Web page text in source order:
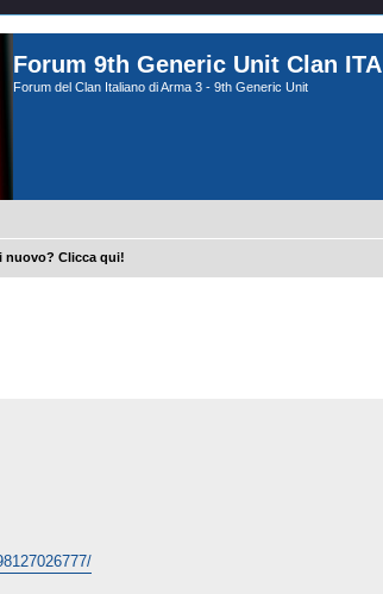
Forum 9th Generic Unit Clan ITA
Forum del Clan Italiano di Arma 3 - 9th Generic Unit
nuovo? Clicca qui!